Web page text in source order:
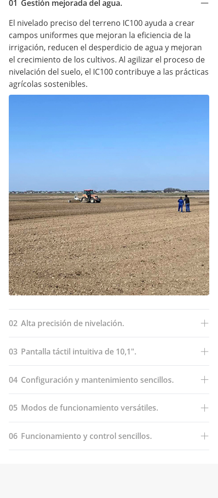
01 Gestión mejorada del agua.
El nivelado preciso del terreno IC100 ayuda a crear
campos uniformes que mejoran la eficiencia de la
irrigación, reducen el desperdicio de agua y mejoran
el crecimiento de los cultivos. Al agilizar el proceso de
nivelación del suelo, el IC100 contribuye a las prácticas
agrícolas sostenibles.
02 Alta precisión de nivelación.
03 Pantalla táctil intuitiva de 10,1".
04 Configuración y mantenimiento sencillos.
05 Modos de funcionamiento versátiles.
06 Funcionamiento y control sencillos.